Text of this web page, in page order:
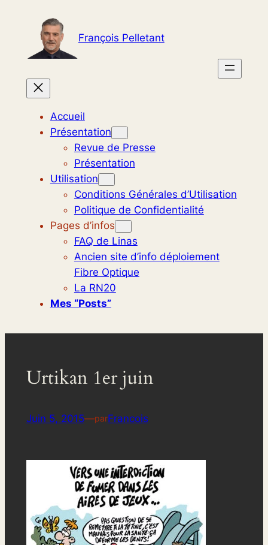
contenu
François Pelletant
Accueil
Présentation
Revue de Presse
Présentation
Utilisation
Conditions Générales d’Utilisation
Politique de Confidentialité
Pages d’infos
FAQ de Linas
Ancien site d’info déploiement
Fibre Optique
La RN20
Mes “posts”
Urtikan 1er juin
Juin 5, 2015—parFrancois